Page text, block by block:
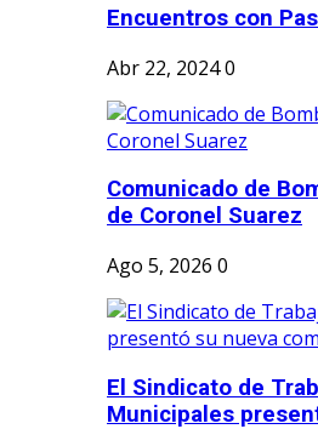
Encuentros con
Abr 22, 20240
Comunicado de
de Coronel Suarez
Ago 5, 2026 0
El Sindicato de
Municipales